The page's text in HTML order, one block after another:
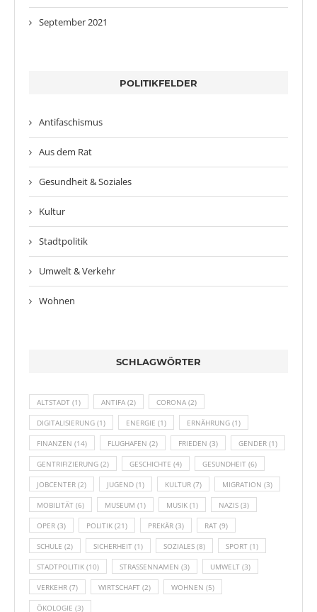
September 2021
POLITIKFELDER
Antifaschismus
Aus dem Rat
Gesundheit & Soziales
Kultur
Stadtpolitik
Umwelt & Verkehr
Wohnen
SCHLAGWÖRTER
ALTSTADT (1) ANTIFA (2) CORONA (2)
DIGITALISIERUNG (1) ENERGIE (1) ERNÄHRUNG (1)
FINANZEN (14) FLUGHAFEN (2) FRIEDEN (3) GENDER (1)
GENTRIFIZIERUNG (2) GESCHICHTE (4) GESUNDHEIT (6)
JOBCENTER (2) JUGEND (1) KULTUR (7) MIGRATION (3)
MOBILITÄT (6) MUSEUM (1) MUSIK (1) NAZIS (3)
OPER (3) POLITIK (21) PREKÄR (3) RAT (9)
SCHULE (2) SICHERHEIT (1) SOZIALES (8) SPORT (1)
STADTPOLITIK (10) STRASSENNAMEN (3) UMWELT (3)
VERKEHR (7) WIRTSCHAFT (2) WOHNEN (5)
ÖKOLOGIE (3)